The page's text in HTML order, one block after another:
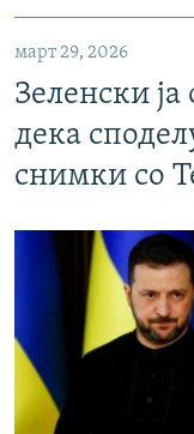
март 29, 2026
Зеленски ја
дека
снимки со